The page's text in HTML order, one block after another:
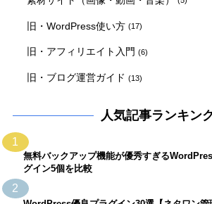
旧・WordPress使い方 (17)
旧・アフィリエイト入門 (6)
旧・ブログ運営ガイド (13)
人気記事ランキン
1
無料バックアップ機能が優秀すぎる
グイン5個を比較
2